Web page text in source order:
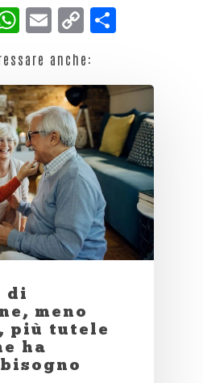
WhatsApp
Email
Copy
anche:
di
meno
più tutele
ha